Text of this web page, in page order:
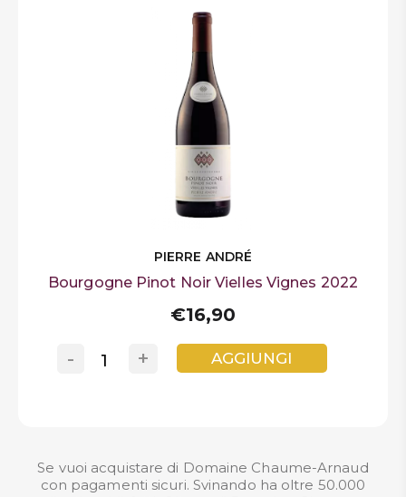
PIERRE ANDRÉ
Bourgogne Pinot Noir Vielles Vignes 2022
€16,90
+
- AGGIUNGI
Se vuoi acquistare di Domaine Chaume-Arnaud
con pagamenti sicuri. Svinando ha oltre 50.000